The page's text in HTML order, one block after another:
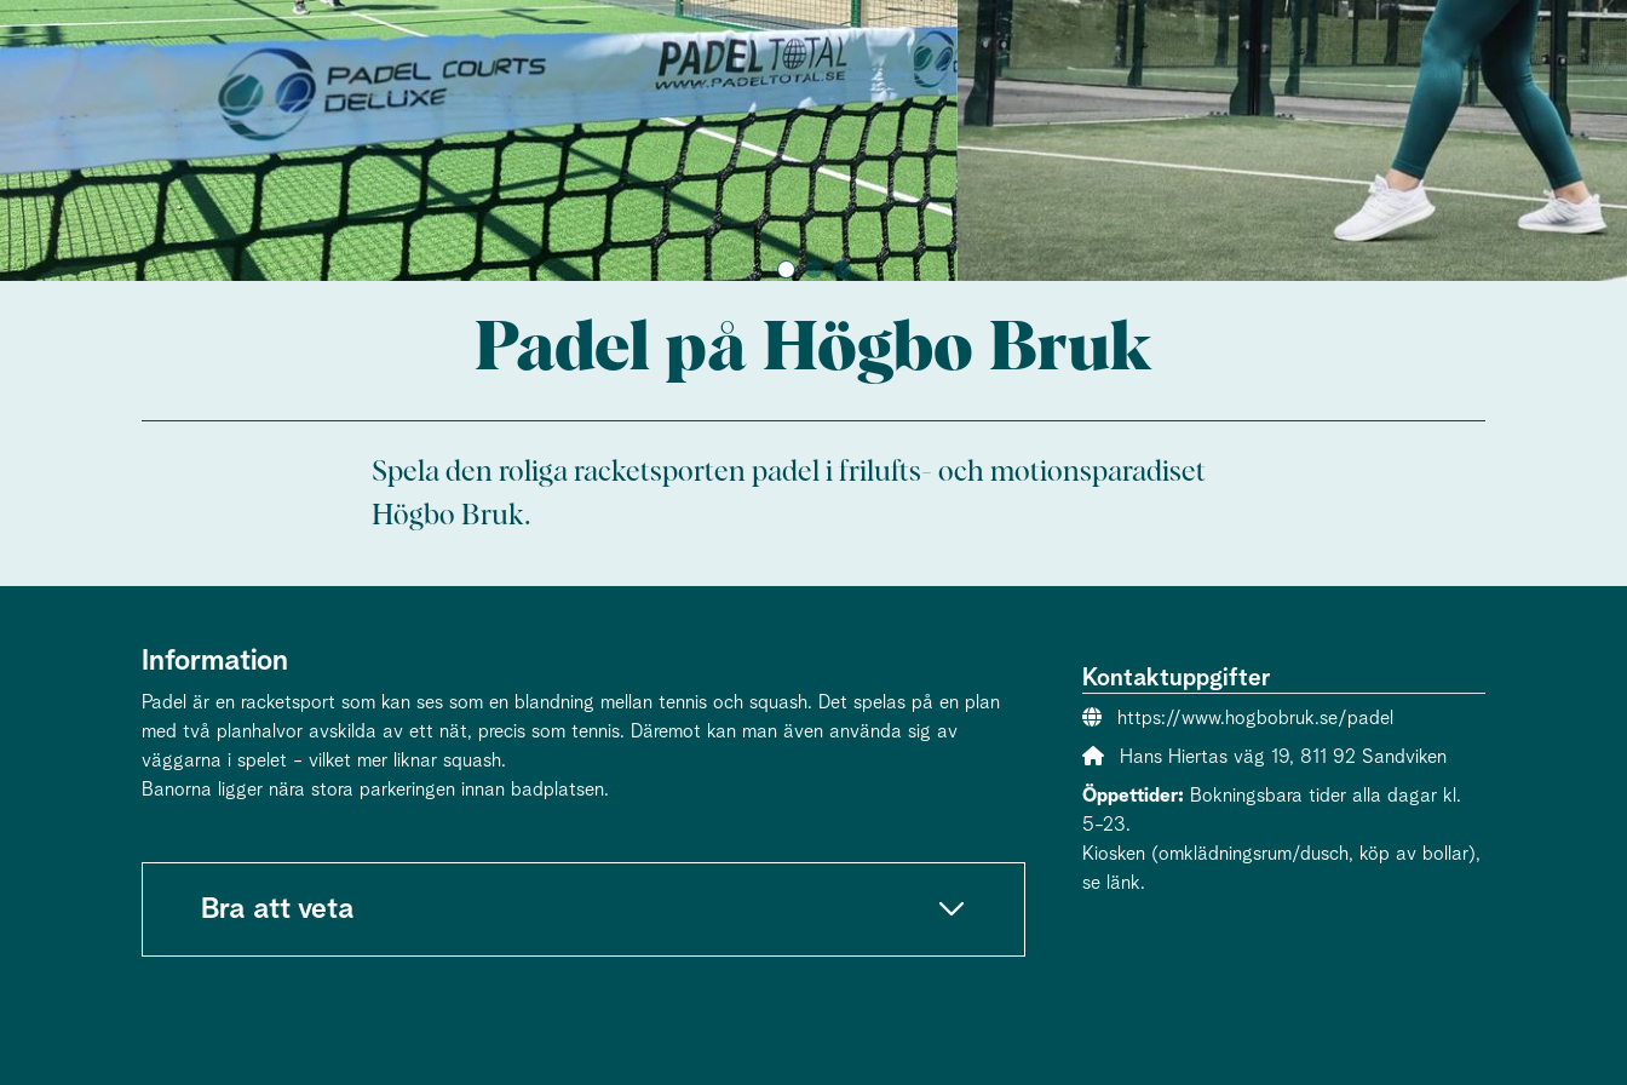
Padel på Högbo Bruk
Spela den roliga racketsporten padel i frilufts- och motionsparadiset
Högbo Bruk.
Information
Padel är en racketsport som kan ses som en blandning mellan tennis och squash. Det spelas på en plan
med två planhalvor avskilda av ett nät, precis som tennis. Däremot kan man även använda sig av
väggarna i spelet - vilket mer liknar squash.
Banorna ligger nära stora parkeringen innan badplatsen.
Bra att veta
Kontaktuppgifter
Webbsida:
https://www.hogbobruk.se/padel
Adress:
Hans Hiertas väg 19, 811 92 Sandviken
Öppettider: Bokningsbara tider alla dagar kl.
5-23.
Kiosken (omklädningsrum/dusch, köp av bollar),
se länk.